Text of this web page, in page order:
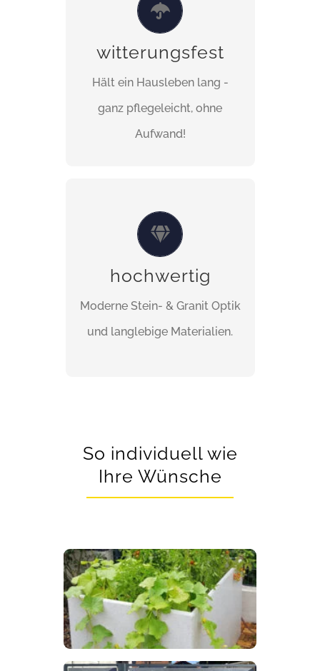
witterungsfest
Hält ein Hausleben lang -
ganz pflegeleicht, ohne
Aufwand!
WITTERUNGSFEST
höchste Qualität, dank
witterungsbeständigen und
bruchfesten Materialien.
hochwertig
Moderne Stein- & Granit Optik
und langlebige Materialien.
Fragen Sie einfach bei uns die
mögliche Umsetzung Ihrer
JETZT KONTAKT
AUFNEHMEN
So individuell wie
Ihre Wünsche
HOCHBEET
maßgefertigt & langlebig